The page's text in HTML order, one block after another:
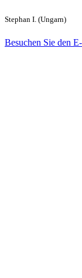
Stephan I. (Ungarn)
Besuchen Sie den